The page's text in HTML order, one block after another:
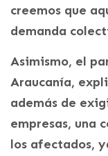
creemos que
demanda
Asimismo, el
Araucanía,
además de
empresas, una
los afectados,